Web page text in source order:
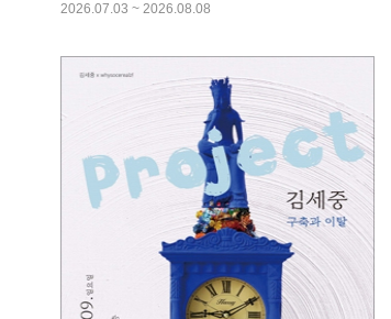
2026.07.03 ~ 2026.08.08